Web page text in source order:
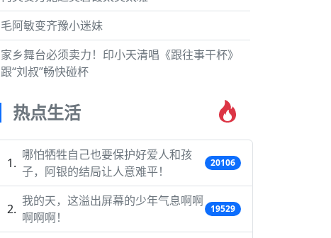
毛阿敏变齐豫小迷妹
家乡舞台必须卖力！印小天清唱《跟往事干杯》
跟“刘叔”畅快碰杯
热点生活
哪怕牺牲自己也要保护好爱人和孩
子，阿银的结局让人意难平！
20106
我的天，这溢出屏幕的少年气息啊啊
啊啊啊！
19529